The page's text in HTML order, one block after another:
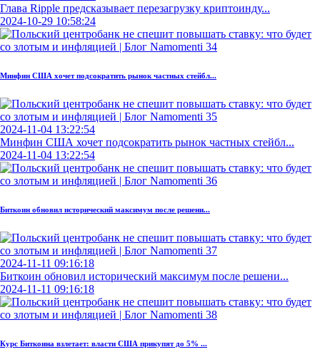
Глава Ripple предсказывает перезагрузку криптоинду...
2024-10-29 10:58:24
Минфин США хочет подсократить рынок частных стейбл...
2024-11-04 13:22:54
Минфин США хочет подсократить рынок частных стейбл...
2024-11-04 13:22:54
Биткоин обновил исторический максимум после решени...
2024-11-11 09:16:18
Биткоин обновил исторический максимум после решени...
2024-11-11 09:16:18
Курс Биткоина взлетает: власти США прикупят до 5% ...